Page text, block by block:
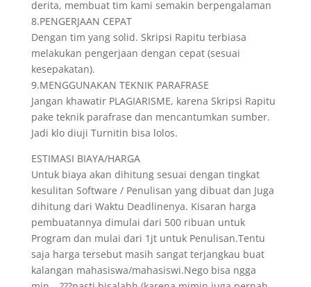
derita, membuat tim kami semakin berpengalaman
8.PENGERJAAN CEPAT
Dengan tim yang solid. Skripsi Rapitu terbiasa
melakukan pengerjaan dengan cepat (sesuai
kesepakatan).
9.MENGGUNAKAN TEKNIK PARAFRASE
Jangan khawatir PLAGIARISME, karena Skripsi Rapitu
pake teknik parafrase dan mencantumkan sumber.
Jadi klo diuji Turnitin bisa lolos.
ESTIMASI BIAYA/HARGA
Untuk biaya akan dihitung sesuai dengan tingkat
kesulitan Software / Penulisan yang dibuat dan Juga
dihitung dari Waktu Deadlinenya. Kisaran harga
pembuatannya dimulai dari 500 ribuan untuk
Program dan mulai dari 1jt untuk Penulisan.Tentu
saja harga tersebut masih sangat terjangkau buat
kalangan mahasiswa/mahasiswi.Nego bisa ngga